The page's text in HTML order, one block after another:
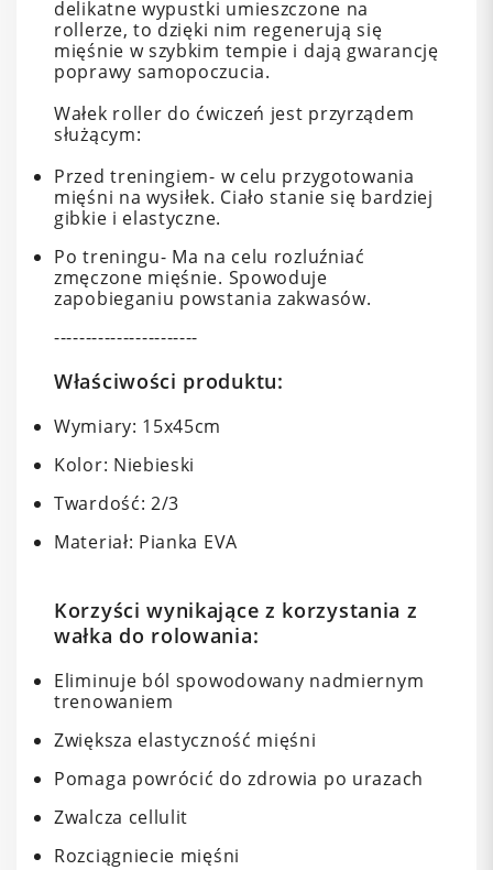
delikatne wypustki umieszczone na
rollerze, to dzięki nim regenerują się
mięśnie w szybkim tempie i dają gwarancję
poprawy samopoczucia.
Wałek roller do ćwiczeń jest przyrządem
służącym:
Przed treningiem- w celu przygotowania
mięśni na wysiłek. Ciało stanie się bardziej
gibkie i elastyczne.
Po treningu- Ma na celu rozluźniać
zmęczone mięśnie. Spowoduje
zapobieganiu powstania zakwasów.
-----------------------
Właściwości produktu:
Wymiary: 15x45cm
Kolor: Niebieski
Twardość: 2/3
Materiał: Pianka EVA
Korzyści wynikające z korzystania z
wałka do rolowania:
Eliminuje ból spowodowany nadmiernym
trenowaniem
Zwiększa elastyczność mięśni
Pomaga powrócić do zdrowia po urazach
Zwalcza cellulit
Rozciągniecie mięśni